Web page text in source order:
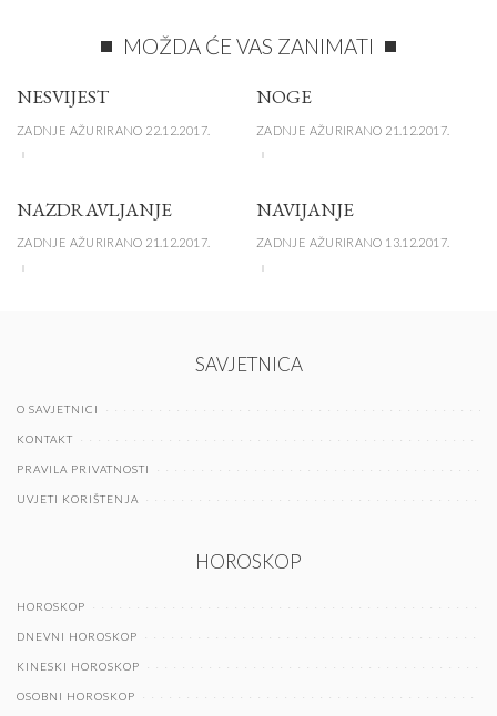
MOŽDA ĆE VAS ZANIMATI
NESVIJEST
ZADNJE AŽURIRANO 22.12.2017.
NOGE
ZADNJE AŽURIRANO 21.12.2017.
NAZDRAVLJANJE
ZADNJE AŽURIRANO 21.12.2017.
NAVIJANJE
ZADNJE AŽURIRANO 13.12.2017.
SAVJETNICA
O SAVJETNICI
KONTAKT
PRAVILA PRIVATNOSTI
UVJETI KORIŠTENJA
HOROSKOP
HOROSKOP
DNEVNI HOROSKOP
KINESKI HOROSKOP
OSOBNI HOROSKOP